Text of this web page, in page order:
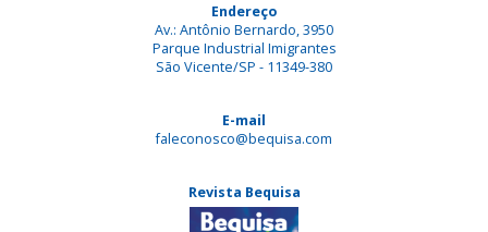
Endereço
Av.: Antônio Bernardo, 3950
Parque Industrial Imigrantes
São Vicente/SP - 11349-380
E-mail
faleconosco@bequisa.com
Revista Bequisa